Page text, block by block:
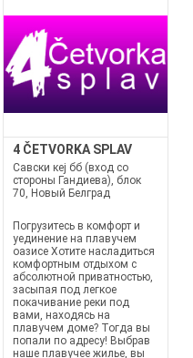
4 ČETVORKA SPLAV
Савски кеј бб (вход со
стороны Гандиева), блок
70, Новый Белград
Погрузитесь в комфорт и
уединение на плавучем
оазисе Хотите насладиться
комфортным отдыхом с
абсолютной приватностью,
засыпая под легкое
покачивание реки под
вами, находясь на
плавучем доме? Тогда вы
попали по адресу! Выбрав
наше плавучее жилье, вы